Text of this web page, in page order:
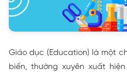
Giáo dục (Education) là một
biến, thường xuyên xuất